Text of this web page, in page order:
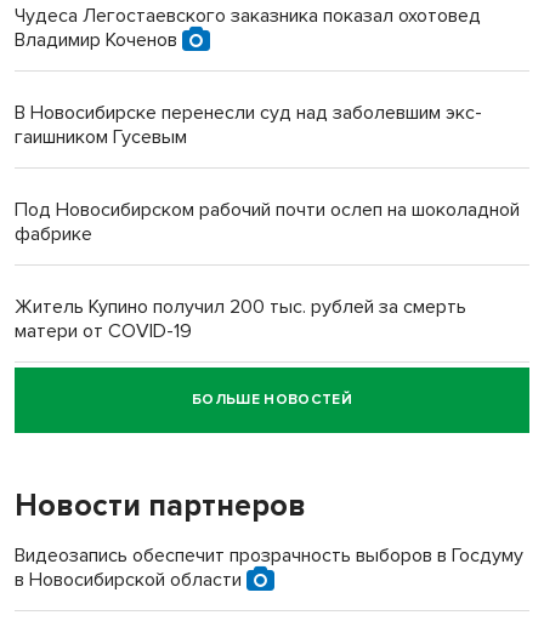
Чудеса Легостаевского заказника показал охотовед
Владимир Коченов
В Новосибирске перенесли суд над заболевшим экс-
гаишником Гусевым
Под Новосибирском рабочий почти ослеп на шоколадной
фабрике
Житель Купино получил 200 тыс. рублей за смерть
матери от COVID-19
Новосибирский суд наказал водителя за смерть
пенсионерки на вокзале
«Мы живём на пастбище!»: в новосибирском селе лошади
терроризируют жителей
Инвалид получил условный срок за избиение врачей
БОЛЬШЕ НОВОСТЕЙ
Новости партнеров
Видеозапись обеспечит прозрачность выборов в Госдуму
в Новосибирской области